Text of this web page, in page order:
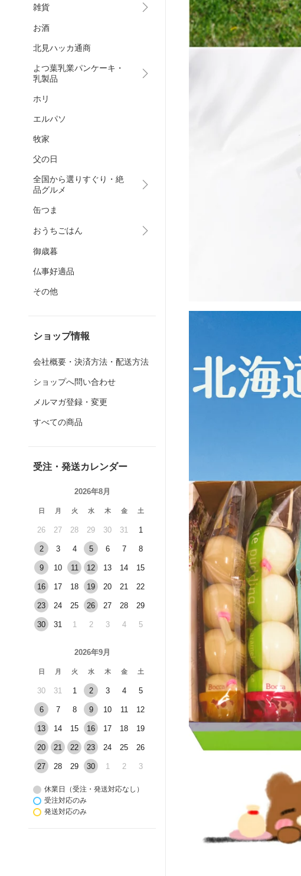
雑貨
お酒
北見ハッカ通商
よつ葉乳業パンケーキ・
乳製品
ホリ
エルパソ
牧家
父の日
全国から選りすぐり・絶
品グルメ
缶つま
おうちごはん
御歳暮
仏事好適品
その他
ショップ情報
会社概要・決済方法・配送方法
ショップへ問い合わせ
メルマガ登録・変更
すべての商品
受注・発送カレンダー
2026年8月
日 月 火 水 木 金 土
26 27 28 29 30 31 1
2 3 4 5 6 7 8
9 10 11 12 13 14 15
16 17 18 19 20 21 22
23 24 25 26 27 28 29
30 31 1 2 3 4 5
2026年9月
日 月 火 水 木 金 土
30 31 1 2 3 4 5
6 7 8 9 10 11 12
13 14 15 16 17 18 19
20 21 22 23 24 25 26
27 28 29 30 1 2 3
休業日（受注・発送対応なし）
受注対応のみ
発送対応のみ